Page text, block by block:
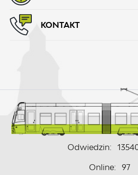
KONTAKT
Odwiedzin:
Online: 97